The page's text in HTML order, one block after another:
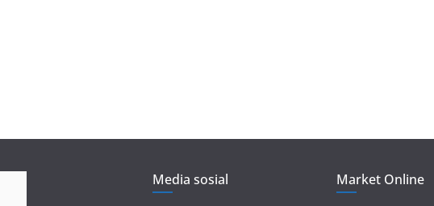
Media sosial Market Online